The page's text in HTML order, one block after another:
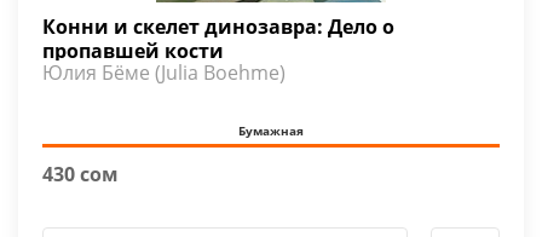
Конни и скелет динозавра: Дело о
пропавшей кости
Юлия Бёме (Julia Boehme)
Бумажная
430 сом